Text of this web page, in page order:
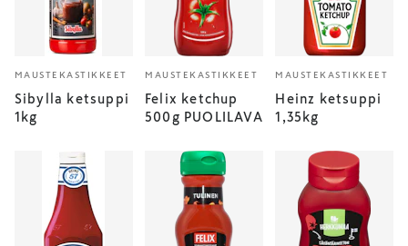
MAUSTEKASTIKKEET
Sibylla ketsuppi
1kg
MAUSTEKASTIKKEET
Felix ketchup
500g PUOLILAVA
MAUSTEKASTIKKEET
Heinz ketsuppi
1,35kg